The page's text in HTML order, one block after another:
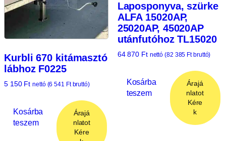
Kurbli 670 kitámasztó
lábhoz F0225
5 150 Ft nettó (6 541 Ftbruttó)
Kosárba
teszem
Árajá
nlatot
Kére
Laposponyva, szürke
ALFA 15020AP,
25020AP, 45020AP
utánfutóhoz TL15020
64 870 Ft nettó (82 385 Ftbruttó)
Kosárba
teszem
Árajá
nlatot
Kére
k